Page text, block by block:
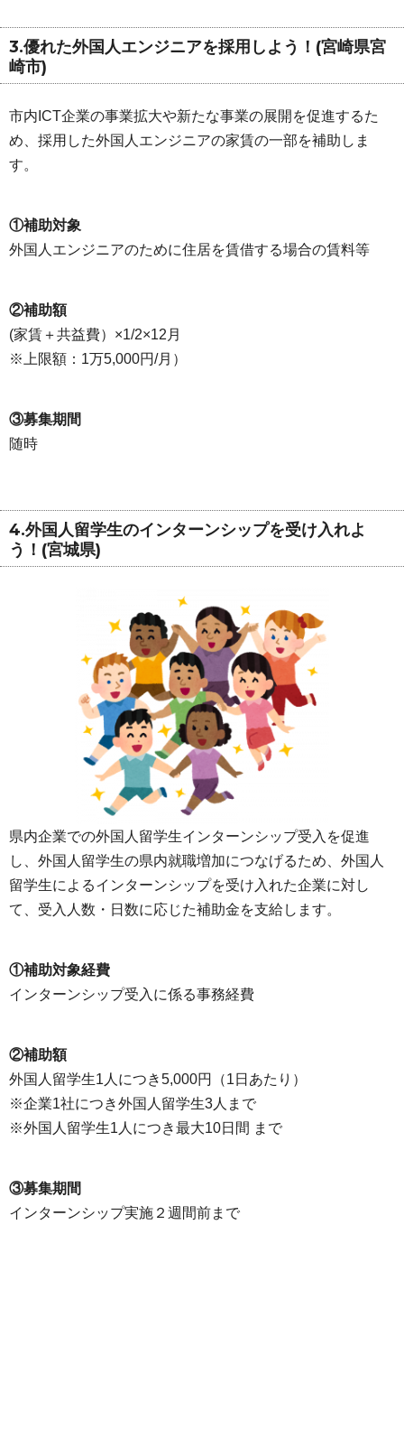
3.優れた外国人エンジニアを採用しよう！(宮崎県宮
崎市)
市内ICT企業の事業拡大や新たな事業の展開を促進するた
め、採用した外国人エンジニアの家賃の一部を補助しま
す。
①補助対象
外国人エンジニアのために住居を賃借する場合の賃料等
②補助額
(家賃＋共益費）×1/2×12月
※上限額：1万5,000円/月）
③募集期間
随時
4.外国人留学生のインターンシップを受け入れよ
う！(宮城県)
県内企業での外国人留学生インターンシップ受入を促進
し、外国人留学生の県内就職増加につなげるため、外国人
留学生によるインターンシップを受け入れた企業に対し
て、受入人数・日数に応じた補助金を支給します。
①補助対象経費
インターンシップ受入に係る事務経費
②補助額
外国人留学生1人につき5,000円（1日あたり）
※企業1社につき外国人留学生3人まで
※外国人留学生1人につき最大10日間 まで
③募集期間
インターンシップ実施２週間前まで